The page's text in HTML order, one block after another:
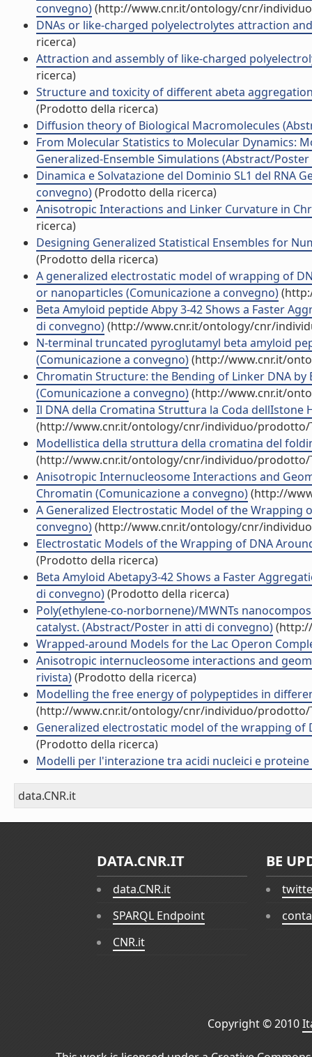
convegno)(http://www.cnr.it/ontology/cnr/
DNAs or like-charged polyelectrolytes attraction
ricerca)
Attraction and assembly of like-charged
ricerca)
Structure and toxicity of different abeta
(Prodotto della ricerca)
Diffusion theory of Biological Macromolecules
From Molecular Statistics to Molecular Dynamics:
Generalized-Ensemble Simulations (Abstract/
Dinamica e Solvatazione del Dominio SL1 del RNA
convegno)(Prodotto della ricerca)
Anisotropic Interactions and Linker Curvature in
ricerca)
Designing Generalized Statistical Ensembles for
(Prodotto della ricerca)
A generalized electrostatic model of wrapping of
or nanoparticles (Comunicazione a convegno)
Beta Amyloid peptide Abpy 3-42 Shows a Faster
di convegno)(http://www.cnr.it/ontology/cnr/
N-terminal truncated pyroglutamyl beta amyloid
(Comunicazione a convegno)(http://www.cnr.it/
Chromatin Structure: the Bending of Linker DNA
(Comunicazione a convegno)(http://www.cnr.it/
Il DNA della Cromatina Struttura la Coda dellIstone
(http://www.cnr.it/ontology/cnr/individuo/prodotto/
Modellistica della struttura della cromatina del
(http://www.cnr.it/ontology/cnr/individuo/prodotto/
Anisotropic Internucleosome Interactions and
Chromatin (Comunicazione a convegno)(http://
A Generalized Electrostatic Model of the Wrapping
convegno)(http://www.cnr.it/ontology/cnr/
Electrostatic Models of the Wrapping of DNA
(Prodotto della ricerca)
Beta Amyloid Abetapy3-42 Shows a Faster
di convegno)(Prodotto della ricerca)
Poly(ethylene-co-norbornene)/MWNTs
catalyst. (Abstract/Poster in atti di convegno)
Wrapped-around Models for the Lac Operon
Anisotropic internucleosome interactions and
rivista)(Prodotto della ricerca)
Modelling the free energy of polypeptides in
(http://www.cnr.it/ontology/cnr/individuo/prodotto/
Generalized electrostatic model of the wrapping
(Prodotto della ricerca)
Modelli per l'interazione tra acidi nucleici e
data.CNR.it
DATA.CNR.IT
data.CNR.it
SPARQL Endpoint
CNR.it
BE
Copyright © 2010